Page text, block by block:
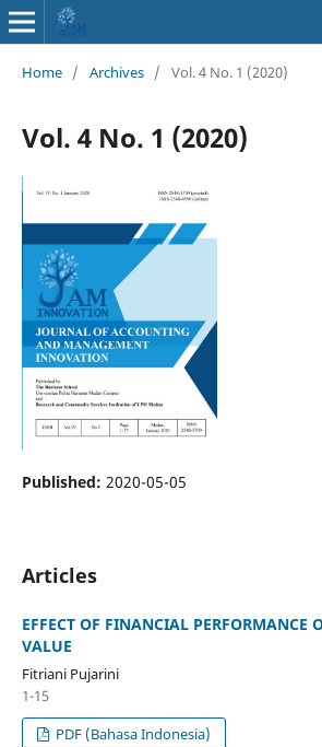
Home / Archives / Vol. 4 No. 1 (2020)
Vol. 4 No. 1 (2020)
Published: 2020-05-05
Articles
EFFECT OF FINANCIAL PERFORMANCE
VALUE
Fitriani Pujarini
1-15
PDF (Bahasa Indonesia)